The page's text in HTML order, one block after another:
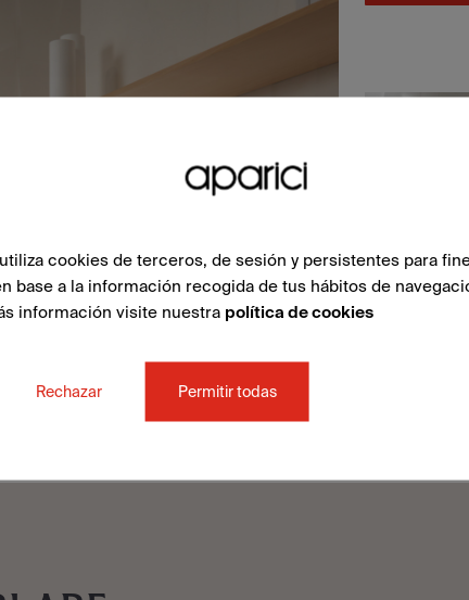
utiliza cookies de terceros, de sesión y persistentes para
base a la información recogida de tus hábitos de
información visite nuestra política de cookies
Rechazar Permitir todas